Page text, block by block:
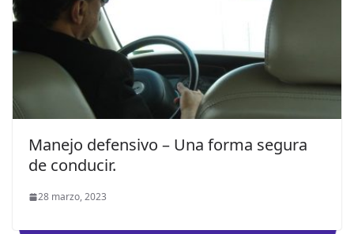
Manejo defensivo – Una forma segura
de conducir.
28 marzo, 2023